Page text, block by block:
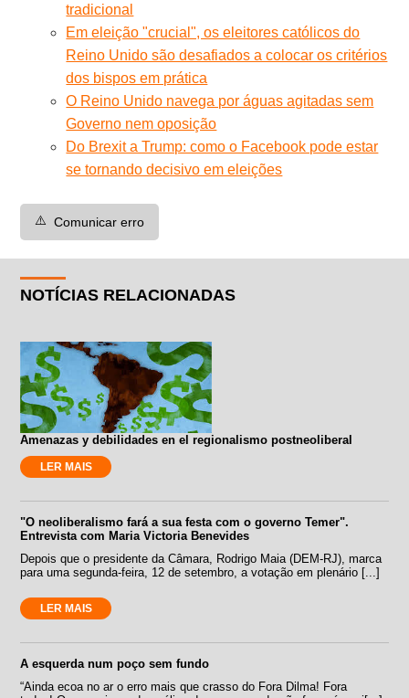
tradicional
Em eleição "crucial", os eleitores católicos do
Reino Unido são desafiados a colocar os critérios
dos bispos em prática
O Reino Unido navega por águas agitadas sem
Governo nem oposição
Do Brexit a Trump: como o Facebook pode estar
se tornando decisivo em eleições
⚠️ Comunicar erro
NOTÍCIAS RELACIONADAS
Amenazas y debilidades en el regionalismo postneoliberal
LER MAIS
"O neoliberalismo fará a sua festa com o governo Temer".
Entrevista com Maria Victoria Benevides
Depois que o presidente da Câmara, Rodrigo Maia (DEM-RJ), marca
para uma segunda-feira, 12 de setembro, a votação em plenário [...]
LER MAIS
A esquerda num poço sem fundo
“Ainda ecoa no ar o erro mais que crasso do Fora Dilma! Fora